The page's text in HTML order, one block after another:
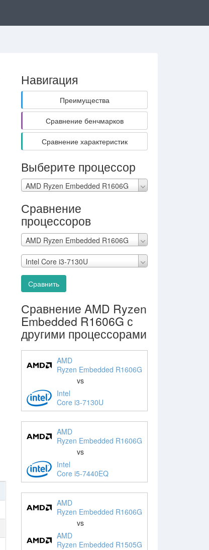
Навигация
Преимущества
Сравнение бенчмарков
Сравнение характеристик
Выберите процессор
AMD Ryzen Embedded R1606G
Сравнение
процессоров
AMD Ryzen Embedded R1606G
Intel Core i3-7130U
Сравнить
Сравнение AMD Ryzen
Embedded R1606G с
другими процессорами
AMD
Ryzen Embedded R1606G
vs
Intel
Core i3-7130U
AMD
Ryzen Embedded R1606G
vs
Intel
Core i5-7440EQ
AMD
Ryzen Embedded R1606G
vs
AMD
Ryzen Embedded R1505G